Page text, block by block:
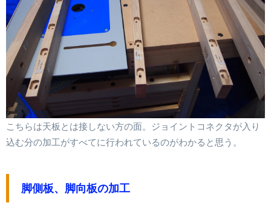
こちらは天板とは接しない方の面。ジョイントコネクタが入り
込む分の加工がすべてに行われているのがわかると思う。
脚側板、脚向板の加工